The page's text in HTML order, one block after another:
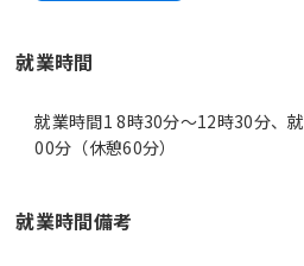
就業時間
就業時間1 8時30分〜12時30分、
00分（休憩60分）
就業時間備考